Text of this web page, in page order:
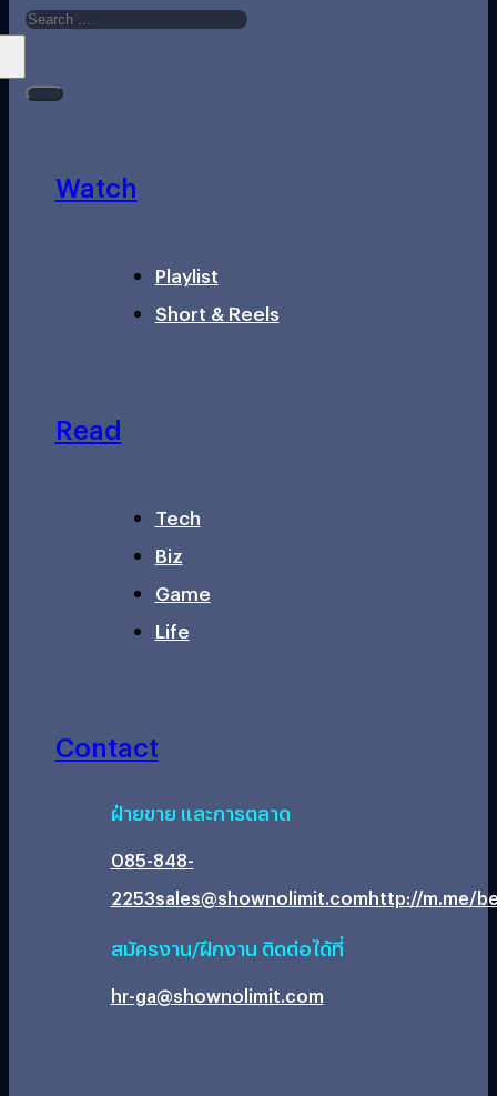
Watch
Playlist
Short & Reels
Read
Tech
Biz
Game
Life
Contact
ฝ่ายขาย และการตลาด
085-848-
2253sales@shownolimit.comhttp://m.me/
สมัครงาน/ฝึกงาน ติดต่อได้ที่
hr-ga@shownolimit.com